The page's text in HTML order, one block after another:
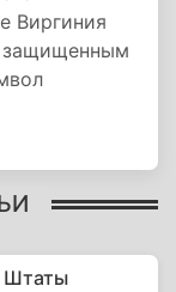
Виргиния
защищенным
Штаты